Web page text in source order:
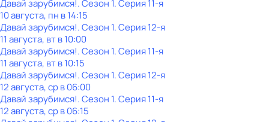
Давай зарубимся!. Сезон 1. Серия 11-я
10 августа, пн в 14:15
Давай зарубимся!. Сезон 1. Серия 12-я
11 августа, вт в 10:00
Давай зарубимся!. Сезон 1. Серия 11-я
11 августа, вт в 10:15
Давай зарубимся!. Сезон 1. Серия 12-я
12 августа, ср в 06:00
Давай зарубимся!. Сезон 1. Серия 11-я
12 августа, ср в 06:15